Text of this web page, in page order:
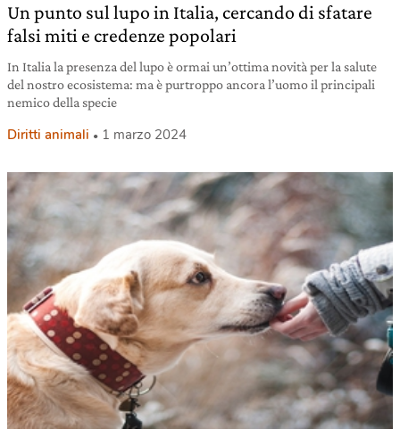
Un punto sul lupo in Italia, cercando di sfatare
falsi miti e credenze popolari
In Italia la presenza del lupo è ormai un’ottima novità per la salute
del nostro ecosistema: ma è purtroppo ancora l’uomo il principali
nemico della specie
Diritti animali 1 marzo 2024